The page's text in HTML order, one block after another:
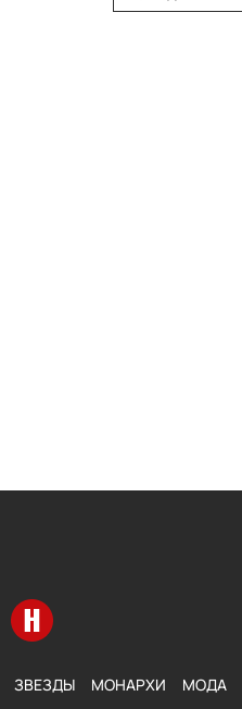
Перейти на главную
ЗВЕЗДЫ МОНАРХИ МОДА